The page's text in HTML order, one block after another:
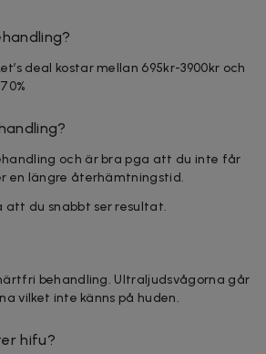
deal kostar mellan 695kr-3900kr och
och är bra pga att du inte får
en längre återhämtningstid.
att du snabbt ser resultat.
behandling. Ultraljudsvågorna går
vilket inte känns på huden.
hifu?